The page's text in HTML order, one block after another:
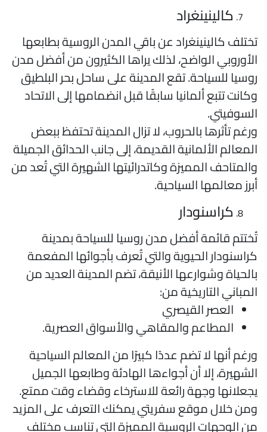
كالينينغراد
كالينينغراد عن باقي المدن الروسية بطابعها
الواضح، لذلك يراها الكثيرون من أفضل مدن
للسياحة. تقع المدينة على ساحل بحر البلطيق
تتبع ألمانيا سابقًا قبل انضمامها إلى الاتحاد
تأثرها بالحروب، لا تزال المدينة تحتفظ ببعض
الألمانية القديمة، إلى جانب الحدائق الجميلة
المميزة وكاتدرائيتها الشهيرة التي تُعد من
معالمها السياحية.
كراسنودار
قائمة أفضل مدن روسيا للسياحة بمدينة
الحيوية والتي تُعرف بأجوائها المفعمة
وشوارعها الأنيقة، تضم المدينة العديد من
التاريخية من:
العصر القيصري
المطاعم والمقاهي والأسواق العصرية.
أنها لا تضم عددًا كبيرًا من المعالم السياحية
إلا أن أجواءها الهادئة وطابعها الجميل
وجهة رائعة للاسترخاء وقضاء وقت ممتع.
خلال موقع سفريتي يمكنك التعرف على المزيد
الوجهات الروسية المميزة التي تناسب مختلف